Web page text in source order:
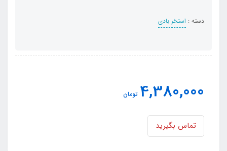
دسته : استخر بادی
4,380,000 تومان
تماس بگیرید